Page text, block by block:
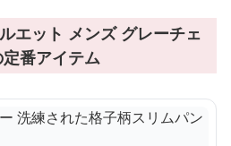
エット メンズ グレーチェ
番アイテム